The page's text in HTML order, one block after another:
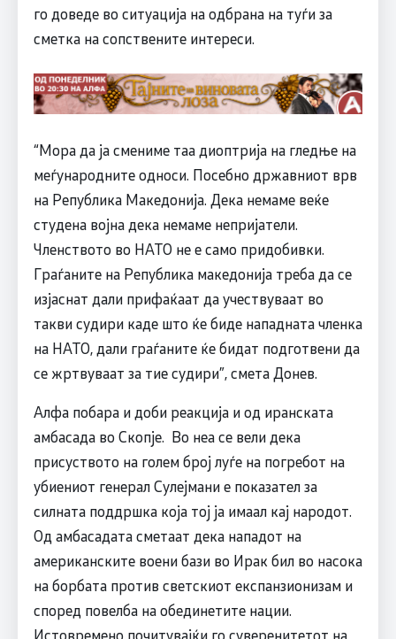
го доведе во ситуација на одбрана на туѓи за
сметка на сопствените интереси.
“Мора да ја смениме таа диоптрија на гледње на
меѓународните односи. Посебно државниот врв
на Република Македонија. Дека немаме веќе
студена војна дека немаме непријатели.
Членството во НАТО не е само придобивки.
Граѓаните на Република македонија треба да се
изјаснат дали прифаќаат да учествуваат во
такви судири каде што ќе биде нападната членка
на НАТО, дали граѓаните ќе бидат подготвени да
се жртвуваат за тие судири”, смета Донев.
Алфа побара и доби реакција и од иранската
амбасада во Скопје. Во неа се вели дека
присуството на голем број луѓе на погребот на
убиениот генерал Сулејмани е показател за
силната поддршка која тој ја имаал кај народот.
Од амбасадата сметаат дека нападот на
американските воени бази во Ирак бил во насока
на борбата против светскиот експанзионизам и
според повелба на обединетите нации.
Истовремено почитувајќи го суверенитетот на